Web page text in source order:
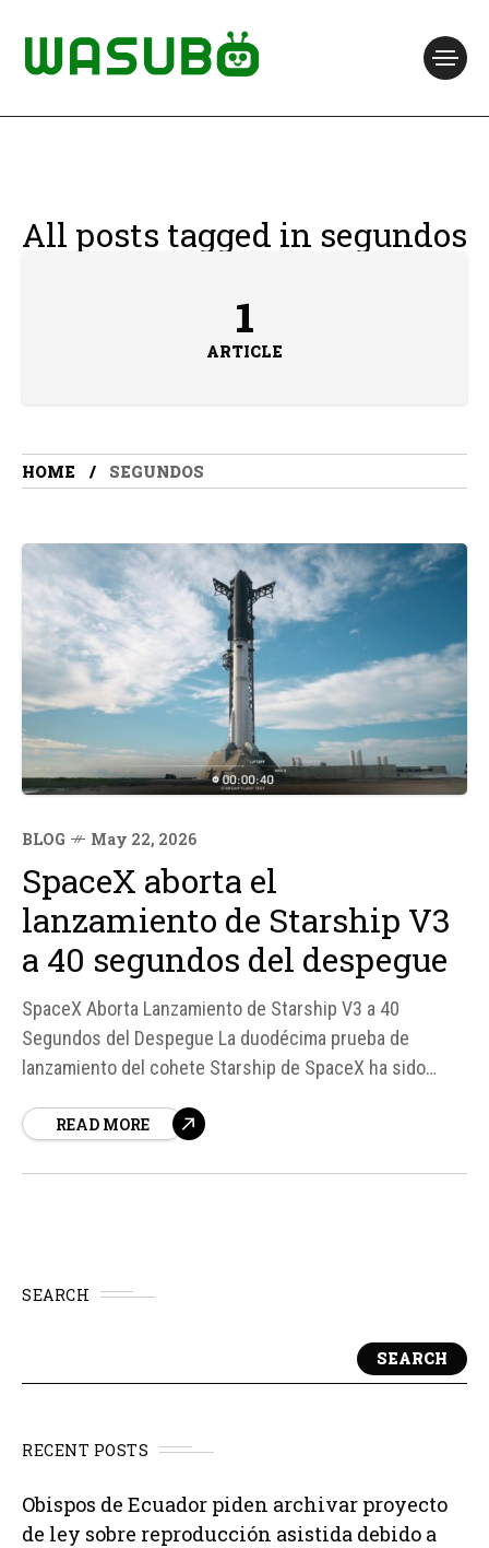
All posts tagged in segundos
1
ARTICLE
HOME SEGUNDOS
BLOG May 22, 2026
SpaceX aborta el
lanzamiento de Starship V3
a 40 segundos del despegue
SpaceX Aborta Lanzamiento de Starship V3 a 40
Segundos del Despegue La duodécima prueba de
lanzamiento del cohete Starship de SpaceX ha sido
fallo en el brazo que conecta la torre de lanzamiento con
READ MORE
SEARCH
SEARCH
RECENT POSTS
Obispos de Ecuador piden archivar proyecto
de ley sobre reproducción asistida debido a